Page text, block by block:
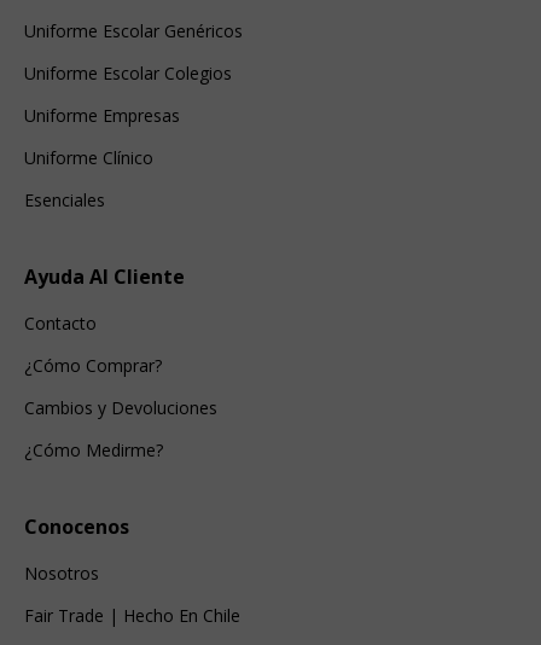
Uniforme Escolar Genéricos
Uniforme Escolar Colegios
Uniforme Empresas
Uniforme Clínico
Esenciales
Ayuda Al Cliente
Contacto
¿Cómo Comprar?
Cambios y Devoluciones
¿Cómo Medirme?
Conocenos
Nosotros
Fair Trade | Hecho En Chile